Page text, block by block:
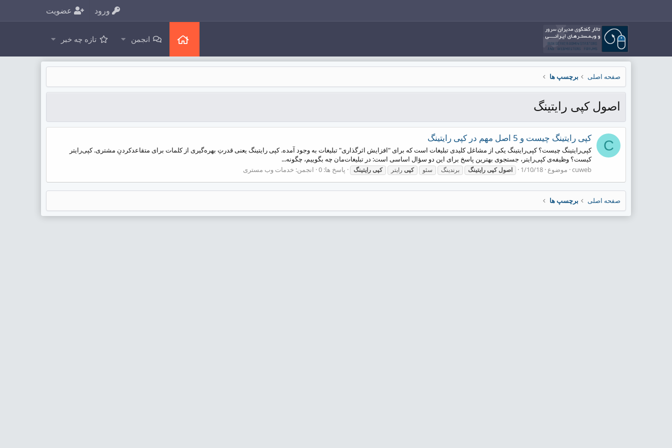
ورود عضویت
انجمن تازه چه خبر
صفحه اصلی برچسپ ها
اصول کپی رایتینگ
C کپی رایتینگ چیست و 5 اصل مهم در کپی رایتینگ
کپی‌رایتینگ چیست؟ کپی‌رایتینگ یکی از مشاغل کلیدی تبلیغات است که برای "افزایش اثرگذاری" تبلیغات به وجود آمده. کپی رایتینگ یعنی قدرتِ بهره‌گیری از کلمات برای متقاعدکردنِ مشتری. کپی‌رایتر
کیست؟ وظیفه‌ی کپی‌رایتر، جستجوی بهترین پاسخ برای این دو سؤال اساسی است: در تبلیغات‌مان چه بگوییم، چگونه...
cuweb موضوع 1/10/18 اصول کپیرایتینگ برندینگ سئو کپی رایتر کپیرایتینگ پاسخ ها: 0 انجمن: خدمات وب مستری
صفحه اصلی برچسپ ها